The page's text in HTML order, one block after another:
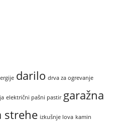
darilo drva za ogrevanje
električni pašni pastir garažna
strehe izkušnje lova kamin